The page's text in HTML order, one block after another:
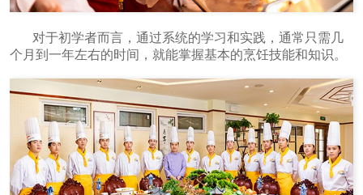
对于初学者而言，通过系统的学习和实践，通常只需几
个月到一年左右的时间，就能掌握基本的烹饪技能和知识。